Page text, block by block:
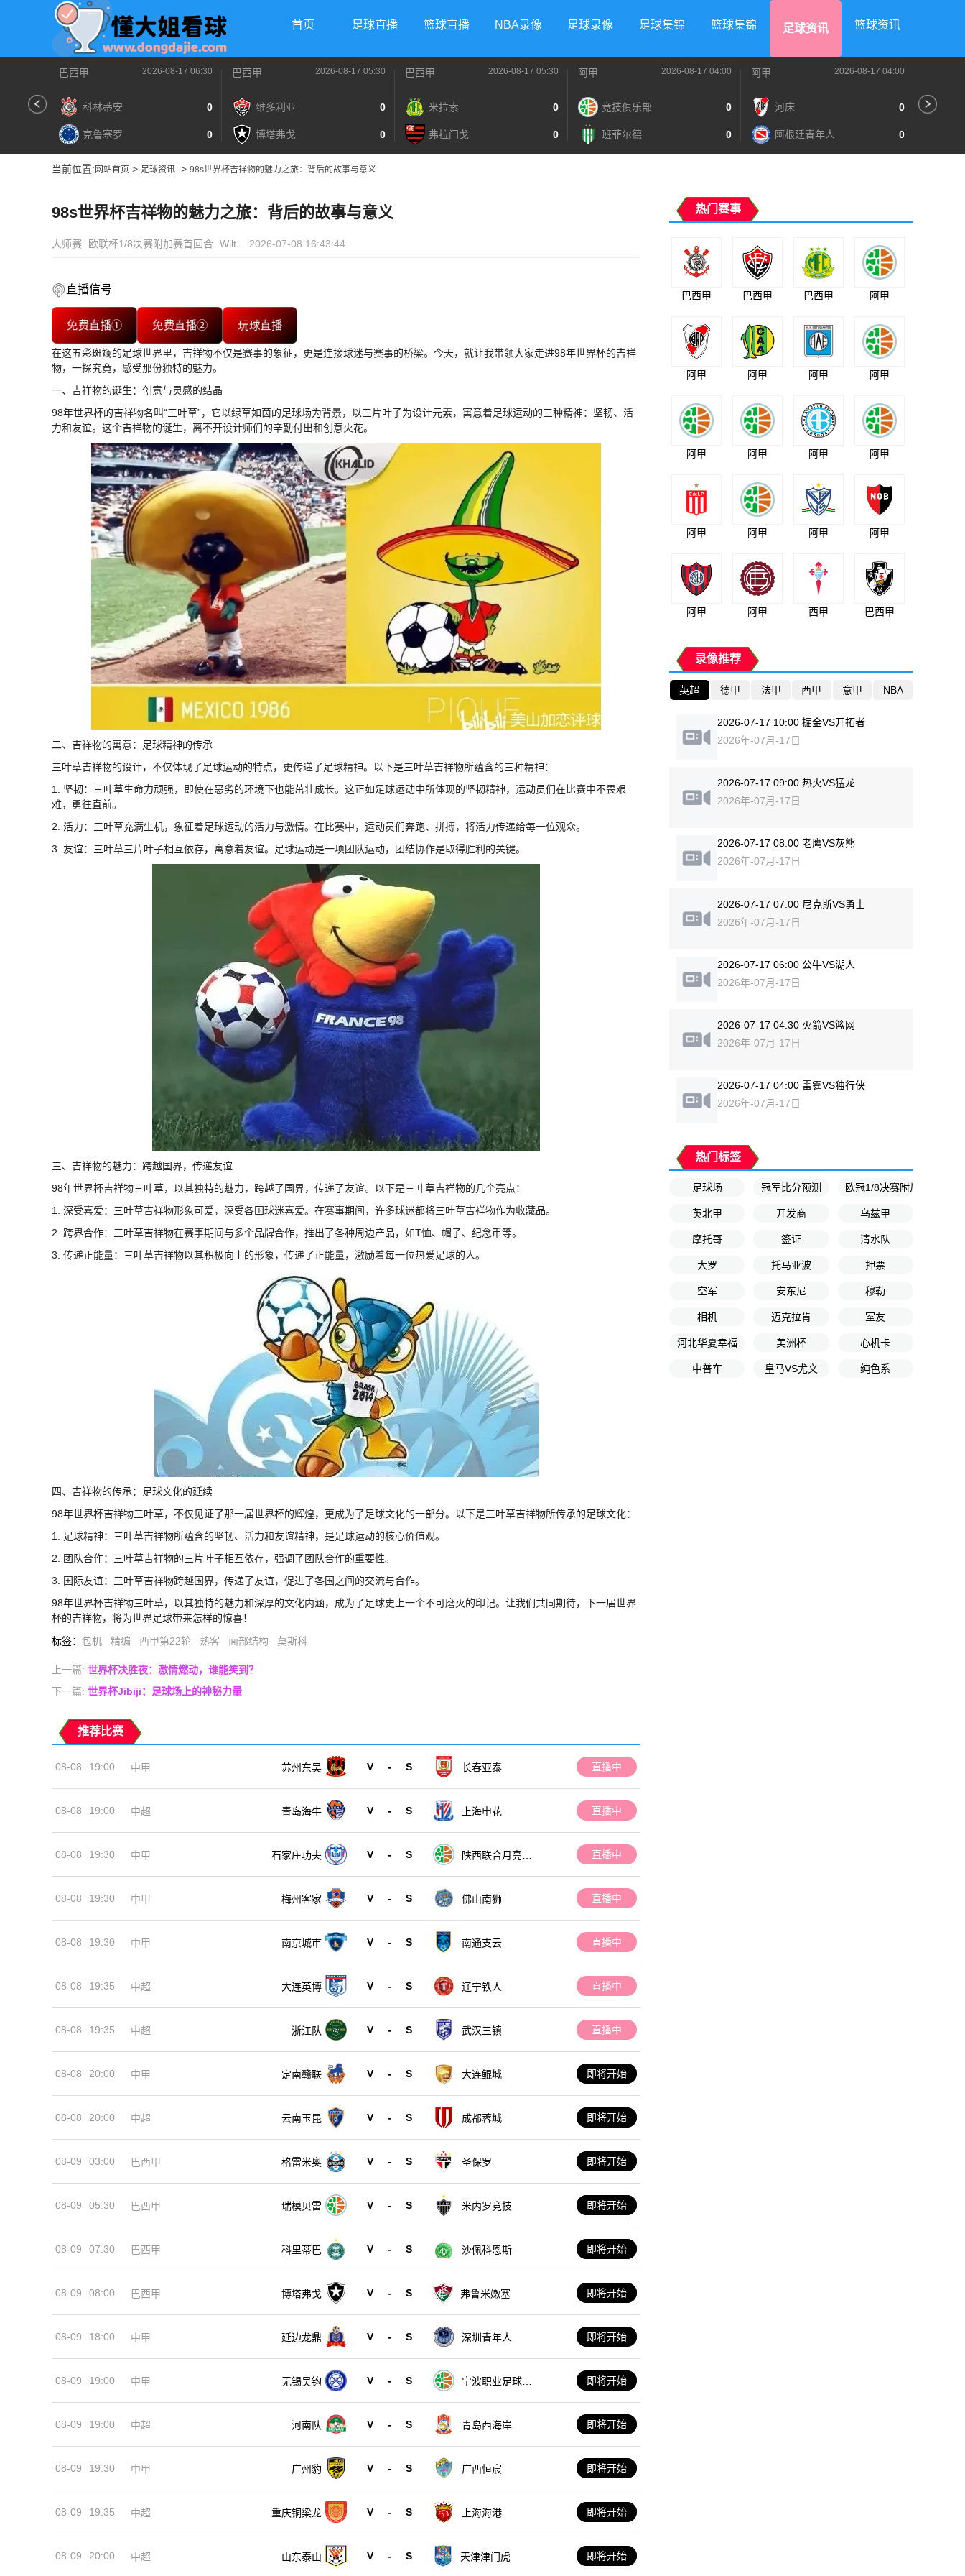
首页 足球直播 篮球直播 NBA录像 足球录像 足球集锦 篮球集锦 足球资讯 篮球资讯
巴西甲 2026-08-17 06:30
科林蒂安 0
克鲁塞罗 0
巴西甲 2026-08-17 05:30
维多利亚 0
博塔弗戈 0
巴西甲 2026-08-17 05:30
米拉索 0
弗拉门戈 0
阿甲 2026-08-17 04:00
竞技俱乐部 0
班菲尔德 0
阿甲 2026-08-17 04:00
河床 0
阿根廷青年人 0
当前位置: 网站首页 > 足球资讯 > 98s世界杯吉祥物的魅力之旅：背后的故事与意义
98s世界杯吉祥物的魅力之旅：背后的故事与意义
大师赛 欧联杯1/8决赛附加赛首回合 Wilt 2026-07-08 16:43:44
直播信号
免费直播① 免费直播② 玩球直播
在这五彩斑斓的足球世界里，吉祥物不仅是赛事的象征，更是连接球迷与赛事的桥梁。今天，就让我带领大家走进98年世界杯的吉祥
物，一探究竟，感受那份独特的魅力。
一、吉祥物的诞生：创意与灵感的结晶
98年世界杯的吉祥物名叫“三叶草”，它以绿草如茵的足球场为背景，以三片叶子为设计元素，寓意着足球运动的三种精神：坚韧、活
力和友谊。这个吉祥物的诞生，离不开设计师们的辛勤付出和创意火花。
二、吉祥物的寓意：足球精神的传承
三叶草吉祥物的设计，不仅体现了足球运动的特点，更传递了足球精神。以下是三叶草吉祥物所蕴含的三种精神：
1. 坚韧：三叶草生命力顽强，即使在恶劣的环境下也能茁壮成长。这正如足球运动中所体现的坚韧精神，运动员们在比赛中不畏艰
难，勇往直前。
2. 活力：三叶草充满生机，象征着足球运动的活力与激情。在比赛中，运动员们奔跑、拼搏，将活力传递给每一位观众。
3. 友谊：三叶草三片叶子相互依存，寓意着友谊。足球运动是一项团队运动，团结协作是取得胜利的关键。
三、吉祥物的魅力：跨越国界，传递友谊
98年世界杯吉祥物三叶草，以其独特的魅力，跨越了国界，传递了友谊。以下是三叶草吉祥物的几个亮点：
1. 深受喜爱：三叶草吉祥物形象可爱，深受各国球迷喜爱。在赛事期间，许多球迷都将三叶草吉祥物作为收藏品。
2. 跨界合作：三叶草吉祥物在赛事期间与多个品牌合作，推出了各种周边产品，如T恤、帽子、纪念币等。
3. 传递正能量：三叶草吉祥物以其积极向上的形象，传递了正能量，激励着每一位热爱足球的人。
四、吉祥物的传承：足球文化的延续
98年世界杯吉祥物三叶草，不仅见证了那一届世界杯的辉煌，更成为了足球文化的一部分。以下是三叶草吉祥物所传承的足球文化：
1. 足球精神：三叶草吉祥物所蕴含的坚韧、活力和友谊精神，是足球运动的核心价值观。
2. 团队合作：三叶草吉祥物的三片叶子相互依存，强调了团队合作的重要性。
3. 国际友谊：三叶草吉祥物跨越国界，传递了友谊，促进了各国之间的交流与合作。
98年世界杯吉祥物三叶草，以其独特的魅力和深厚的文化内涵，成为了足球史上一个不可磨灭的印记。让我们共同期待，下一届世界
杯的吉祥物，将为世界足球带来怎样的惊喜！
标签： 包机 精编 西甲第22轮 熟客 面部结构 莫斯科
上一篇: 世界杯决胜夜：激情燃动，谁能笑到？
下一篇: 世界杯Jibiji：足球场上的神秘力量
推荐比赛
08-08 19:00 中甲 苏州东吴 V - S 长春亚泰 直播中
08-08 19:00 中超 青岛海牛 V - S 上海申花 直播中
08-08 19:30 中甲 石家庄功夫 V - S
陕西联合月亮泊
直播中
08-08 19:30 中甲 梅州客家 V - S 佛山南狮 直播中
08-08 19:30 中甲 南京城市 V - S 南通支云 直播中
08-08 19:35 中超 大连英博 V - S 辽宁铁人 直播中
08-08 19:35 中超 浙江队 V - S 武汉三镇 直播中
08-08 20:00 中甲 定南赣联 V - S 大连鲲城 即将开始
08-08 20:00 中超 云南玉昆 V - S 成都蓉城 即将开始
08-09 03:00 巴西甲 格雷米奥 V - S 圣保罗 即将开始
08-09 05:30 巴西甲 瑞模贝雷 V - S 米内罗竞技 即将开始
08-09 07:30 巴西甲 科里蒂巴 V - S 沙佩科恩斯 即将开始
08-09 08:00 巴西甲 博塔弗戈 V - S 弗鲁米嫩塞 即将开始
08-09 18:00 中甲 延边龙鼎 V - S 深圳青年人 即将开始
08-09 19:00 中甲 无锡吴钩 V - S
宁波职业足球俱
即将开始
08-09 19:00 中超 河南队 V - S 青岛西海岸 即将开始
08-09 19:30 中甲 广州豹 V - S 广西恒宸 即将开始
08-09 19:35 中超 重庆铜梁龙 V - S 上海海港 即将开始
08-09 20:00 中超 山东泰山 V - S 天津津门虎 即将开始
热门赛事
巴西甲 巴西甲 巴西甲 阿甲
阿甲 阿甲 阿甲 阿甲
阿甲 阿甲 阿甲 阿甲
阿甲 阿甲 阿甲 阿甲
阿甲 阿甲 西甲 巴西甲
录像推荐
英超 德甲 法甲 西甲 意甲 NBA
2026-07-17 10:00 掘金VS开拓者
2026年-07月-17日
2026-07-17 09:00 热火VS猛龙
2026年-07月-17日
2026-07-17 08:00 老鹰VS灰熊
2026年-07月-17日
2026-07-17 07:00 尼克斯VS勇士
2026年-07月-17日
2026-07-17 06:00 公牛VS湖人
2026年-07月-17日
2026-07-17 04:30 火箭VS篮网
2026年-07月-17日
2026-07-17 04:00 雷霆VS独行侠
2026年-07月-17日
热门标签
足球场 冠军比分预测 欧冠1/8决赛附加赛
英北甲 开发商 乌兹甲
摩托哥 签证 清水队
大罗 托马亚波 押票
空军 安东尼 穆勒
相机 迈克拉肯 室友
河北华夏幸福 美洲杯 心机卡
中普车 皇马VS尤文 纯色系